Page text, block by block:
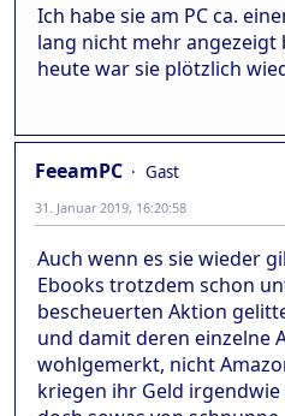
Ich habe sie am PC ca.
lang nicht mehr angezeigt
heute war sie plötzlich
FeeamPC
Gast
31. Januar 2019, 16:20:58
Auch wenn es sie wieder
Ebooks trotzdem schon
bescheuerten Aktion
und damit deren einzelne
wohlgemerkt, nicht
kriegen ihr Geld irgendwie